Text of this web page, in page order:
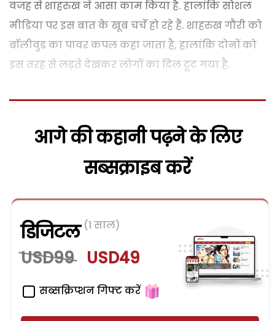
वजह से शाहरुख ने आसा काम किया है. हालांकि सोशल
मीडिया पर इस बात के खूब चर्चे हो रहे हैं. शाहरुख गौरी को
बॉलीवुड का पावर कपल कहा जाता है, हालांकि दोनों को
इस तरह से लड़ते देखकर लोगों का दिल टूट गया है.
आगे की कहानी पढ़ने के लिए
सब्सक्राइब करें
डिजिटल (1 साल)
USD99 USD49
सब्सक्रिप्शन गिफ्ट करें